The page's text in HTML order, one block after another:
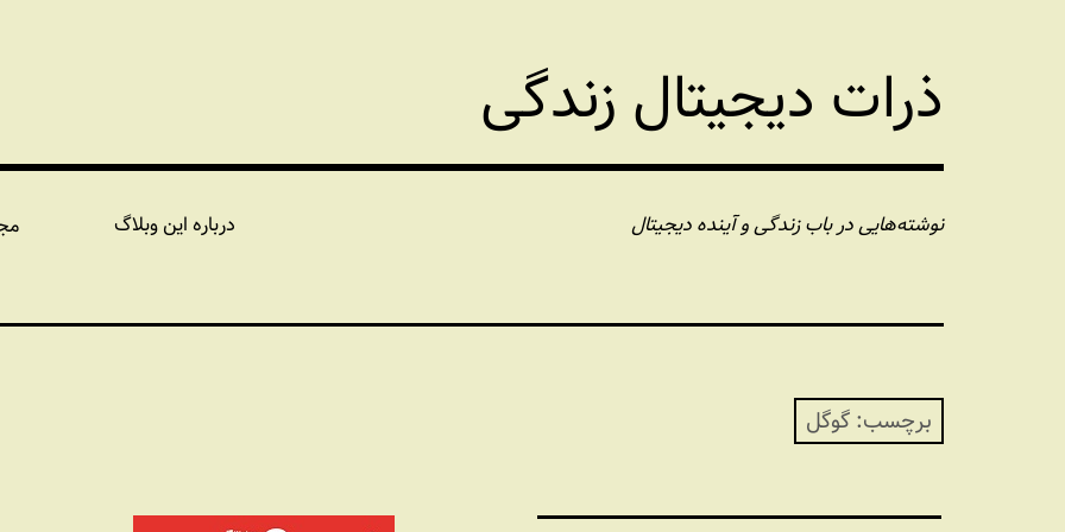
ذرات دیجیتال زندگی
نوشته‌هایی در باب زندگی و آینده دیجیتال درباره این وبلاگ
برچسب:گوگل